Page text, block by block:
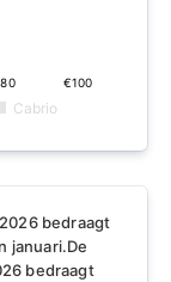
€100
Cabrio
bedraagt
januari.De
bedraagt